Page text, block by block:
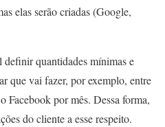
elas serão criadas (Google,
quantidades mínimas e
que vai fazer, por exemplo, entre
Facebook por mês. Dessa forma,
do cliente a esse respeito.